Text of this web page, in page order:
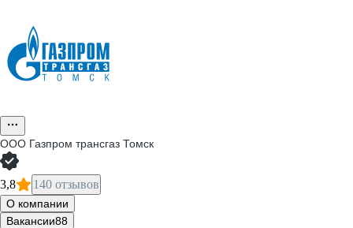
ООО Газпром трансгаз Томск
3,8 140 отзывов
О компании
Вакансии88